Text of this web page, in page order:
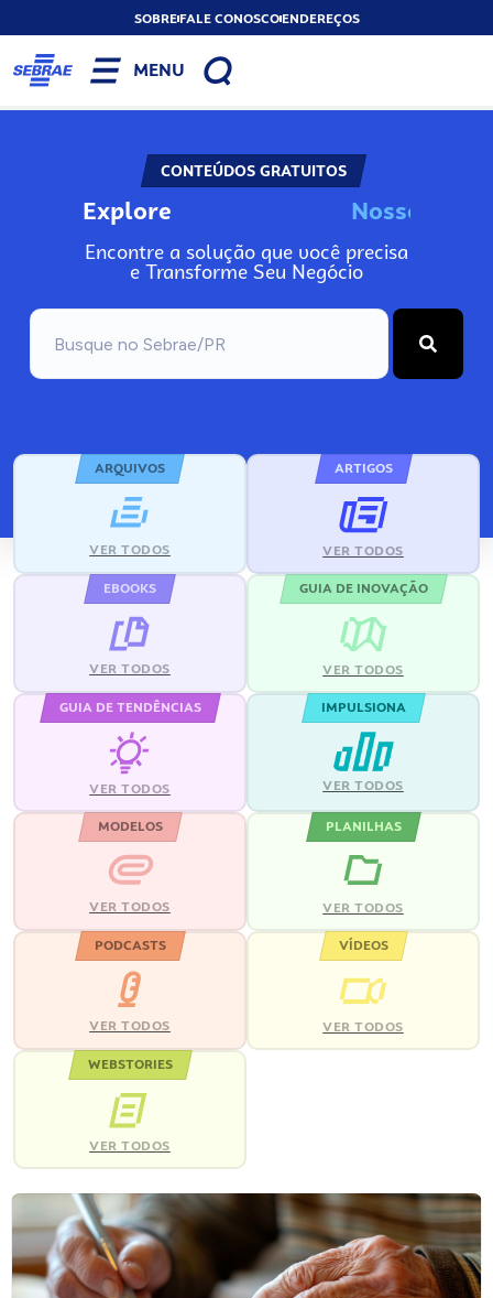
SOBREFALE CONOSCOENDEREÇOS
MENU
CONTEÚDOS GRATUITOS
Explore Nosso
Encontre a solução que você precisa
e Transforme Seu Negócio
ARQUIVOS
VER TODOS
ARTIGOS
VER TODOS
EBOOKS
VER TODOS
GUIA DE INOVAÇÃO
VER TODOS
GUIA DE TENDÊNCIAS
VER TODOS
IMPULSIONA
VER TODOS
MODELOS
VER TODOS
PLANILHAS
VER TODOS
PODCASTS
VER TODOS
VÍDEOS
VER TODOS
WEBSTORIES
VER TODOS